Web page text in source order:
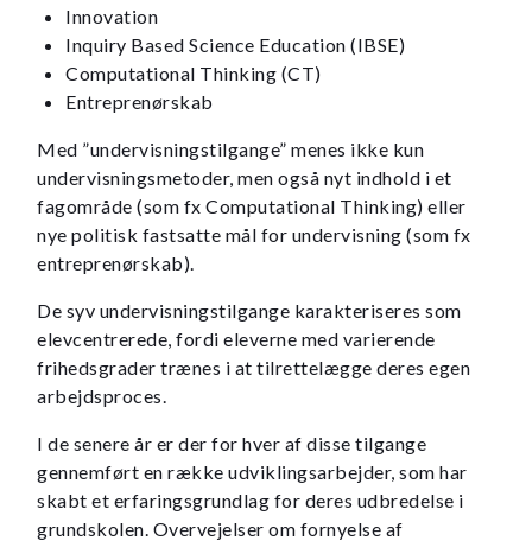
Innovation
Inquiry Based Science Education (IBSE)
Computational Thinking (CT)
Entreprenørskab
Med ”undervisningstilgange” menes ikke kun
undervisningsmetoder, men også nyt indhold i et
fagområde (som fx Computational Thinking) eller
nye politisk fastsatte mål for undervisning (som fx
entreprenørskab).
De syv undervisningstilgange karakteriseres som
elevcentrerede, fordi eleverne med varierende
frihedsgrader trænes i at tilrettelægge deres egen
arbejdsproces.
I de senere år er der for hver af disse tilgange
gennemført en række udviklingsarbejder, som har
skabt et erfaringsgrundlag for deres udbredelse i
grundskolen. Overvejelser om fornyelse af